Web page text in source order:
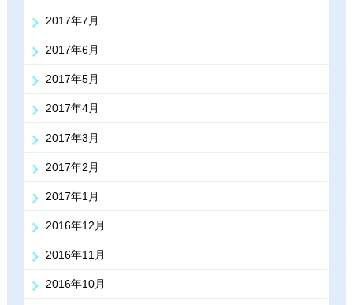
2017年7月
2017年6月
2017年5月
2017年4月
2017年3月
2017年2月
2017年1月
2016年12月
2016年11月
2016年10月